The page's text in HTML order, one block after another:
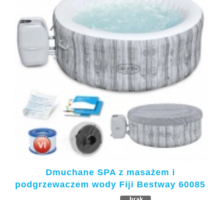
Dmuchane SPA z masażem i
podgrzewaczem wody Fiji Bestway 60085